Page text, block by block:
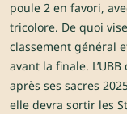
poule 2 en favori,
tricolore. De quoi
classement général
avant la finale.
après ses sacres
elle devra sortir les